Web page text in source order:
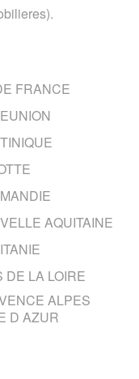
FRANCE
AQUITAINE
DE LA LOIRE
ALPES
D AZUR